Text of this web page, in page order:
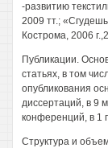
-развитию
2009 тт.;
Кострома, 2006
Публикации.
статьях, в том
опубликования
диссертаций, в 9
конференций, в 1
Структура и